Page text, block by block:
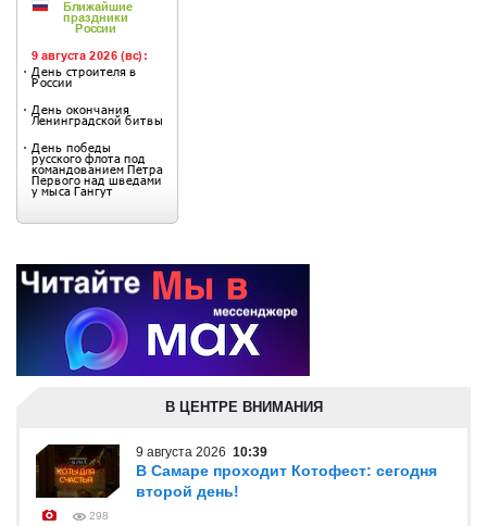
В ЦЕНТРЕ ВНИМАНИЯ
9 августа 2026 10:39
В Самаре проходит Котофест: сегодня
второй день!
298